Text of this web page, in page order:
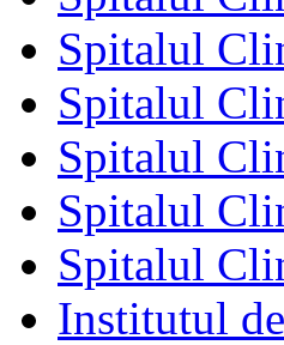
Spitalul
Spitalul
Spitalul
Spitalul
Spitalul
Institutul